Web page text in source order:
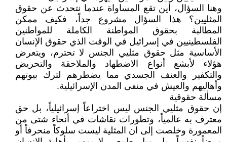
وهنا السؤال، أين تقع المساواة عندما نتحدث عن حقوق
المثليين؟ هذا السؤال مشروع جداً، فكيف ممكن
المطالبة بحقوق المواطنة الكاملة للمواطنين
الفلسطينيين في إسرائيل في الوقت الذي حقوق الإنسان
الأساسية مثل حقوق مثليي الجنس لا تحترم، ويتعرض
هؤلاء لأبشع أنواع الاضطهاد والملاحقة والتحريض
والتكفير والعنف الجسدي مما يضطرهم لترك بيوتهم
وأهاليهم والعيش في منفى المدن الإسرائيلية.
مسألة حقوقية
إن حقوق مثليي الجنس ليس اختراعاً إسرائيلياً، بل حق
معترف به عالمياً، وتطورات نقاشات في أنحاء شتى من
المعمورة وخلصت إلى ان المثلية ليست سلوكاً منحرفاً أو